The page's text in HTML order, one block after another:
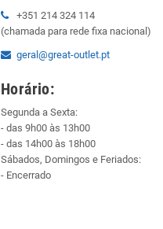
+351 214 324 114
(chamada para rede fixa nacional)
geral@great-outlet.pt
Horário:
Segunda a Sexta:
- das 9h00 às 13h00
- das 14h00 às 18h00
Sábados, Domingos e Feriados:
- Encerrado